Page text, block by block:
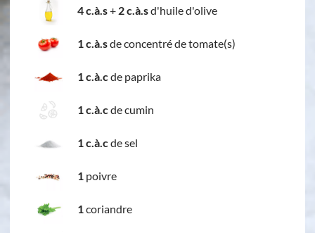
4 c.à.s+ 2 c.à.sd'huile d'olive
1 c.à.sde concentré de tomate(s)
1 c.à.cde paprika
1 c.à.cde cumin
1 c.à.cde sel
1 poivre
1coriandre